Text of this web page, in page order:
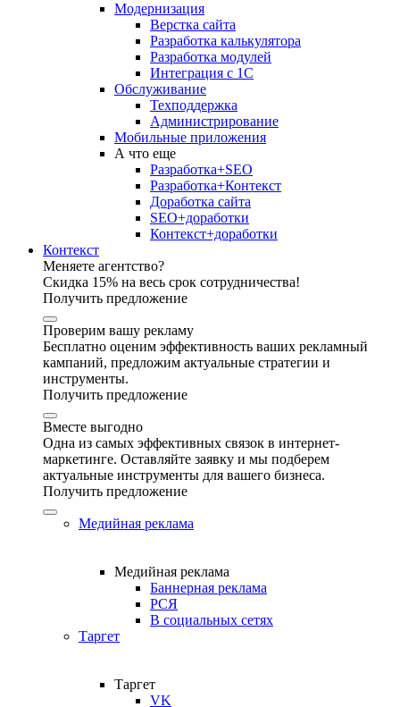
Модернизация
Верстка сайта
Разработка калькулятора
Разработка модулей
Интеграция с 1С
Обслуживание
Техподдержка
Администрирование
Мобильные приложения
А что еще
Разработка+SEO
Разработка+Контекст
Доработка сайта
SEO+доработки
Контекст+доработки
Контекст
Меняете агентство?
Скидка 15% на весь срок сотрудничества!
Получить предложение
Проверим вашу рекламу
Бесплатно оценим эффективность ваших рекламный
кампаний, предложим актуальные стратегии и
инструменты.
Получить предложение
Вместе выгодно
Одна из самых эффективных связок в интернет-
маркетинге. Оставляйте заявку и мы подберем
актуальные инструменты для вашего бизнеса.
Получить предложение
Медийная реклама
Медийная реклама
Баннерная реклама
РСЯ
В социальных сетях
Таргет
Таргет
VK